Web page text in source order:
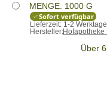
MENGE: 1000 G
Sofort verfügbar
Lieferzeit:1-2
Hersteller:Hofapotheke
Über